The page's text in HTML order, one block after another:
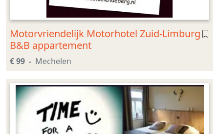
Motorvriendelijk Motorhotel Zuid-Limburg
B&B appartement
€ 99 Mechelen